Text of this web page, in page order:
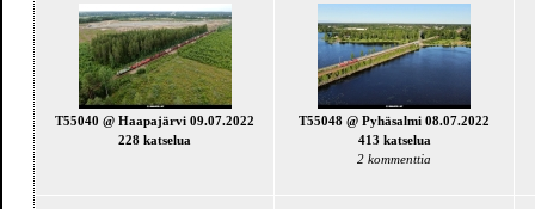
T55040 @ Haapajärvi 09.07.2022
228 katselua
T55048 @ Pyhäsalmi 08.07.2022
413 katselua
2 kommenttia